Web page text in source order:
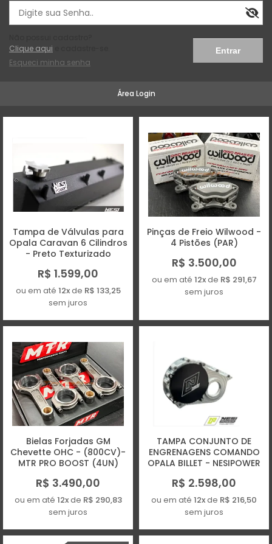
Clique aqui
Esqueci minha senha
Área Login
Tampa de Válvulas para
Opala Caravan 6 Cilindros
- Preto Texturizado
R$ 1.599,00
ou em até 12xde R$ 133,25
sem juros
Pinças de Freio Wilwood -
4 Pistões (PAR)
R$ 3.500,00
ou em até 12xde R$ 291,67
sem juros
Bielas Forjadas GM
Chevette OHC - (800CV)-
MTR PRO BOOST (4UN)
R$ 3.490,00
ou em até 12xde R$ 290,83
sem juros
TAMPA CONJUNTO DE
ENGRENAGENS COMANDO
OPALA BILLET - NESIPOWER
R$ 2.598,00
ou em até 12xde R$ 216,50
sem juros